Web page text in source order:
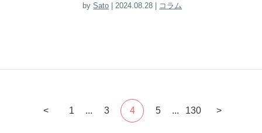
bySato | 2024.08.28 | コラム
< 1 ... 3 4 5 ... 130 >